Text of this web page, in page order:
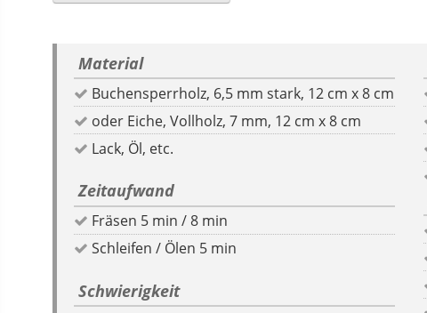
Material
Buchensperrholz, 6,5 mm stark, 12 cm x 8 cm
oder Eiche, Vollholz, 7 mm, 12 cm x 8 cm
Lack, Öl, etc.
Zeitaufwand
Fräsen 5 min / 8 min
Schleifen / Ölen 5 min
Schwierigkeit